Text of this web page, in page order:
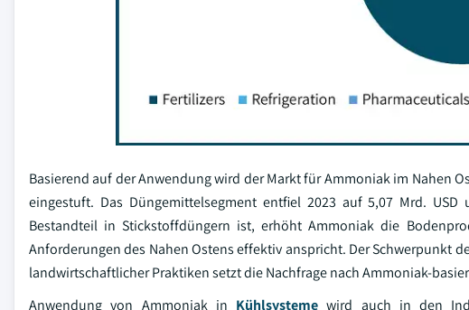
Basierend auf der Anwendung wird der Markt für Ammoniak im Nahen
eingestuft. Das Düngemittelsegment entfiel 2023 auf 5,07 Mrd.
Bestandteil in Stickstoffdüngern ist, erhöht Ammoniak die
Anforderungen des Nahen Ostens effektiv anspricht. Der Schwerpunkt
landwirtschaftlicher Praktiken setzt die Nachfrage nach Ammoniak-
Anwendung von Ammoniak in Kühlsysteme wird auch in den